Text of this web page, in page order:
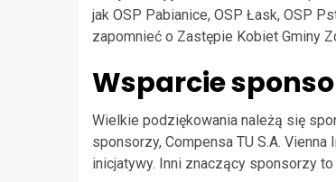
jak OSP Pabianice, OSP Łask, OSP
zapomnieć o Zastępie Kobiet Gminy
Wsparcie
Wielkie podziękowania należą się
sponsorzy, Compensa TU S.A.
inicjatywy. Inni znaczący sponsorzy